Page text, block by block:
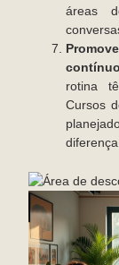
áreas
rotina
Cursos
diferença.